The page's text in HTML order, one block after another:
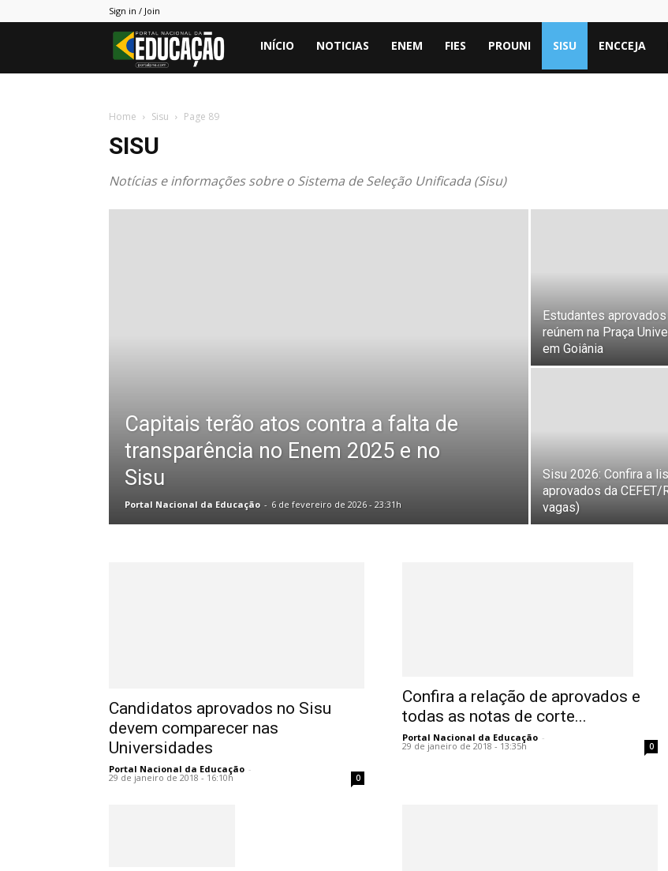
Sign in / Join
Portal
INÍCIO NOTICIAS ENEM FIES PROUNI SISU ENCCEJA
Home Sisu Page 89
SISU
Notícias e informações sobre o Sistema de Seleção Unificada (Sisu)
Capitais terão atos contra a falta de
transparência no Enem 2025 e no
Sisu
Portal Nacional da Educação - 6 de fevereiro de 2026 - 23:31h
Estudantes
reúnem na Praça
em Goiânia
Sisu 2026: Confira a
aprovados da CEFET/
vagas)
Candidatos aprovados no Sisu
devem comparecer nas
Universidades
Portal Nacional da Educação -
29 de janeiro de 2018 - 16:10h 0
Confira a relação de aprovados e
todas as notas de corte...
Portal Nacional da Educação -
29 de janeiro de 2018 - 13:35h 0